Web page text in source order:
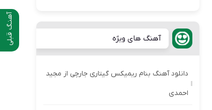
آهنـگ قبلی آهنگ های ویژه
دانلود آهنگ بنام ریمیکس گیتاری جارچی از مجید
احمدی